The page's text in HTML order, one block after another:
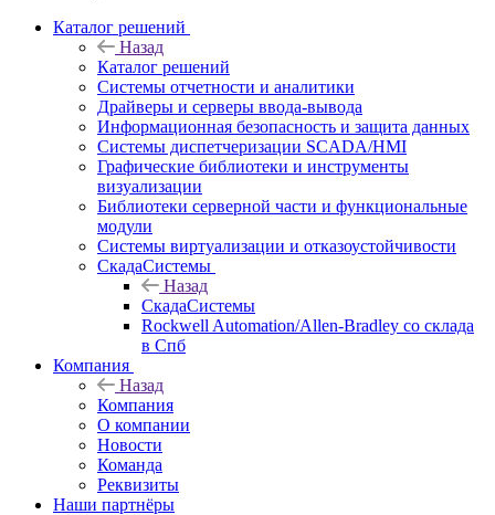
Каталог решений
Назад
Каталог решений
Системы отчетности и аналитики
Драйверы и серверы ввода-вывода
Информационная безопасность и защита данных
Системы диспетчеризации SCADA/HMI
Графические библиотеки и инструменты
визуализации
Библиотеки серверной части и функциональные
модули
Системы виртуализации и отказоустойчивости
СкадаСистемы
Назад
СкадаСистемы
Rockwell Automation/Allen-Bradley со склада
в Спб
Компания
Назад
Компания
О компании
Новости
Команда
Реквизиты
Наши партнёры